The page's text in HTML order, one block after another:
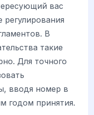
вас
регулирования
В
такие
Для точного
вводя номер в
годом принятия.